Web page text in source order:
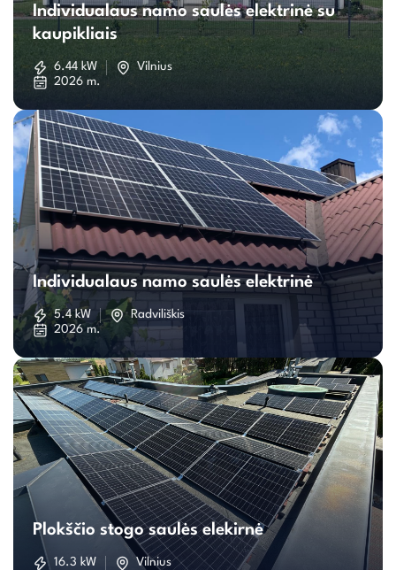
namo
saulės
kaupikliais
Individualaus namo saulės elektrinė su
kaupikliais
6.44 kW
Vilnius
2026 m.
Individualaus
namo
saulės
Individualaus namo saulės elektrinė
5.4 kW
Radviliškis
2026 m.
Plokščio
stogo
saulės
Plokščio stogo saulės elekirnė
16.3 kW
Vilnius